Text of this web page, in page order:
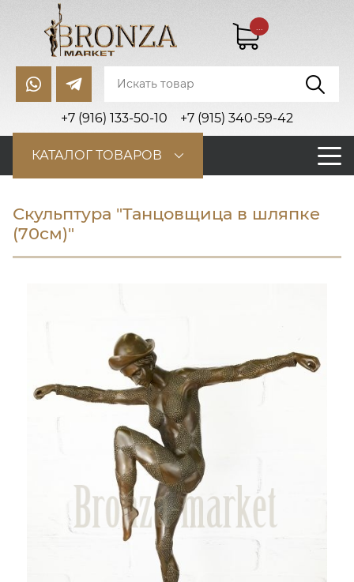
+7 (916) 133-50-10 +7 (915) 340-59-42
...
КАТАЛОГ ТОВАРОВ
Скульптура "Танцовщица в шляпке
(70см)"